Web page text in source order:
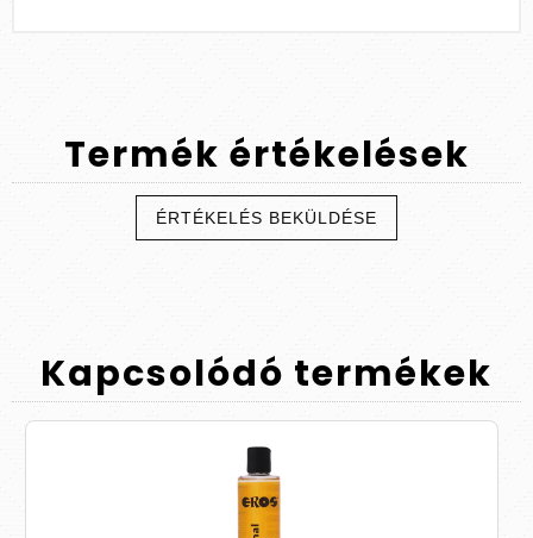
Termék értékelések
ÉRTÉKELÉS BEKÜLDÉSE
Kapcsolódó termékek